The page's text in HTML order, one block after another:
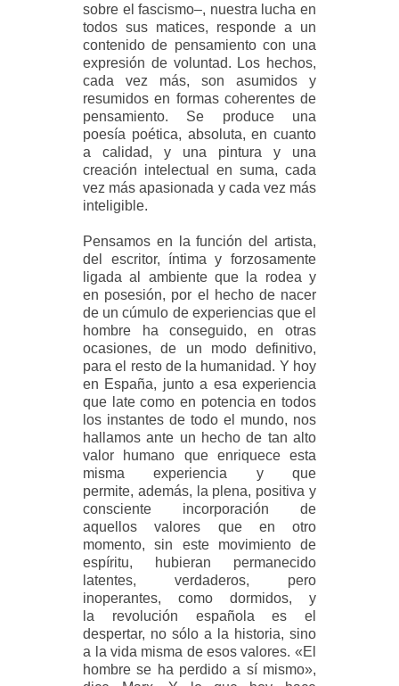
sobre el fascismo–, nuestra lucha en
todos sus matices, responde a un
contenido de pensamiento con una
expresión de voluntad. Los hechos,
cada vez más, son asumidos y
resumidos en formas coherentes de
pensamiento. Se produce una
poesía poética, absoluta, en cuanto
a calidad, y una pintura y una
creación intelectual en suma, cada
vez más apasionada y cada vez más
inteligible.
Pensamos en la función del artista,
del escritor, íntima y forzosamente
ligada al ambiente que la rodea y
en posesión, por el hecho de nacer
de un cúmulo de experiencias que el
hombre ha conseguido, en otras
ocasiones, de un modo definitivo,
para el resto de la humanidad. Y hoy
en España, junto a esa experiencia
que late como en potencia en todos
los instantes de todo el mundo, nos
hallamos ante un hecho de tan alto
valor humano que enriquece esta
misma experiencia y que
permite, además, la plena, positiva y
consciente incorporación de
aquellos valores que en otro
momento, sin este movimiento de
espíritu, hubieran permanecido
latentes, verdaderos, pero
inoperantes, como dormidos, y
la revolución española es el
despertar, no sólo a la historia, sino
a la vida misma de esos valores. «El
hombre se ha perdido a sí mismo»,